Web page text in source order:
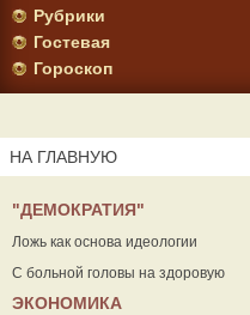
Рубрики
Гостевая
Гороскоп
НА ГЛАВНУЮ
"ДЕМОКРАТИЯ"
Ложь как основа идеологии
С больной головы на здоровую
ЭКОНОМИКА